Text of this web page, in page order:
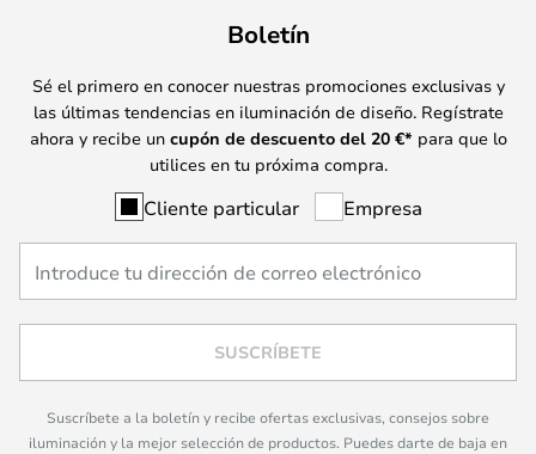
Boletín
Sé el primero en conocer nuestras promociones exclusivas y
las últimas tendencias en iluminación de diseño. Regístrate
ahora y recibe un cupón de descuento del 20 €* para que lo
utilices en tu próxima compra.
Cliente particular Empresa
SUSCRÍBETE
Suscríbete a la boletín y recibe ofertas exclusivas, consejos sobre
iluminación y la mejor selección de productos. Puedes darte de baja en